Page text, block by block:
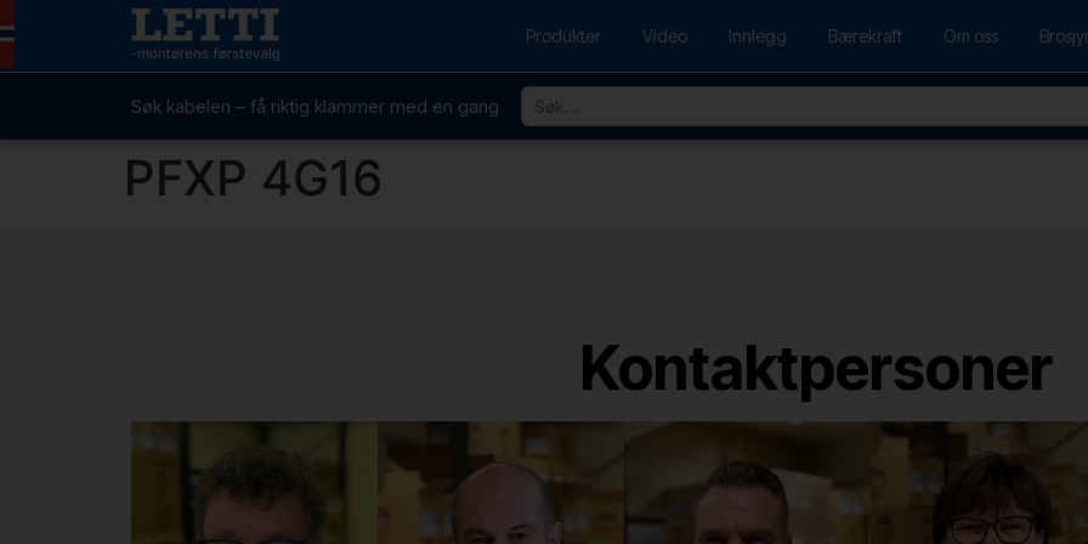
Produkter Video Innlegg Bærekraft Om oss
Søk kabelen – få riktig klammer med en gang
PFXP 4G16
Kontaktpersoner